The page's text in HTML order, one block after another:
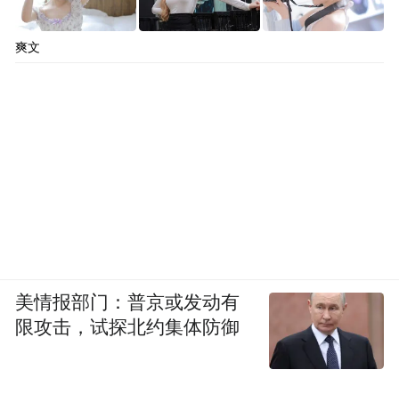
爽文
美情报部门：普京或发动有
限攻击，试探北约集体防御